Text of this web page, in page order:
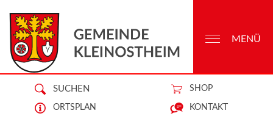
SUCHEN SHOP
ORTSPLAN KONTAKT
MENÜ